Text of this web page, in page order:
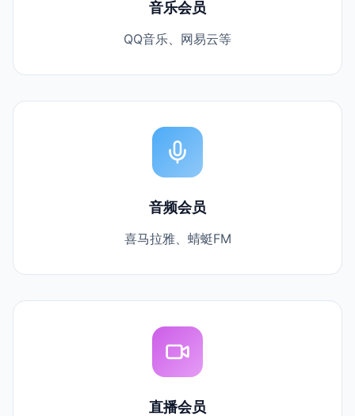
音乐会员
QQ音乐、网易云等
音频会员
喜马拉雅、蜻蜓FM
直播会员